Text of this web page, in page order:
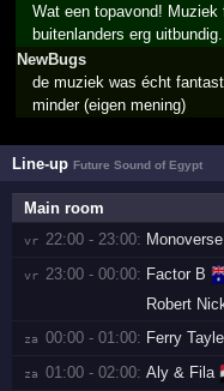
Wat een topavond!
buitenlanders erg
NewBugs
de muziek was écht
minder (eigen mening)
Line-upFuture Sound of Egypt
Main room
vr 22:00 - 23:00: Monoverse
vr 23:00 - 00:00: Factor B
Robert
za 00:00 - 01:00: Ferry Tayle
za 01:00 - 02:00: Aly & Fila